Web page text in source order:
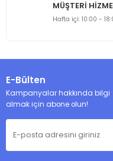
MÜŞTERİ
Hafta içi: 10:00 -
E-Bülten
Kampanyalar hakkında bilgi
almak için abone olun!